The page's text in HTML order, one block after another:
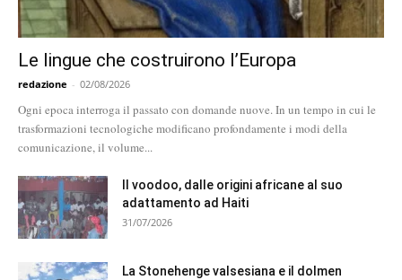
Le lingue che costruirono l’Europa
redazione - 02/08/2026
Ogni epoca interroga il passato con domande nuove. In un tempo in cui le
trasformazioni tecnologiche modificano profondamente i modi della
comunicazione, il volume...
Il voodoo, dalle origini africane al suo
adattamento ad Haiti
31/07/2026
La Stonehenge valsesiana e il dolmen